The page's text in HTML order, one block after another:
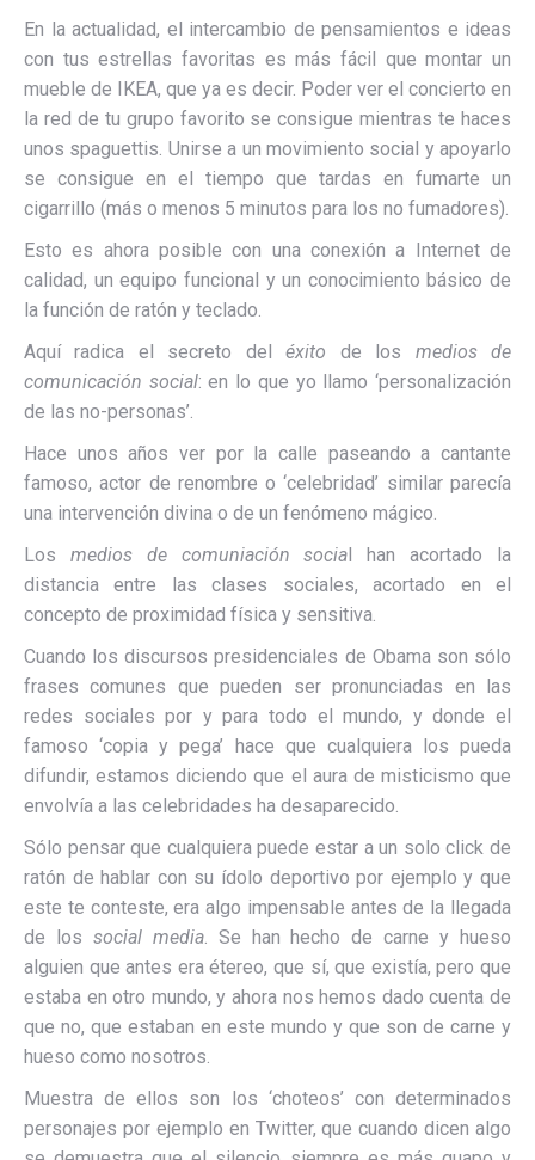
En la actualidad, el intercambio de pensamientos e ideas
con tus estrellas favoritas es más fácil que montar un
mueble de IKEA, que ya es decir. Poder ver el concierto en
la red de tu grupo favorito se consigue mientras te haces
unos spaguettis. Unirse a un movimiento social y apoyarlo
se consigue en el tiempo que tardas en fumarte un
cigarrillo (más o menos 5 minutos para los no fumadores).
Esto es ahora posible con una conexión a Internet de
calidad, un equipo funcional y un conocimiento básico de
la función de ratón y teclado.
Aquí radica el secreto deléxito de los medios de
comunicación social: en lo que yo llamo ‘personalización
de las no-personas’.
Hace unos años ver por la calle paseando a cantante
famoso, actor de renombre o ‘celebridad’ similar parecía
una intervención divina o de un fenómeno mágico.
Los medios de comuniación social han acortado la
distancia entre las clases sociales, acortado en el
concepto de proximidad física y sensitiva.
Cuando los discursos presidenciales de Obama son sólo
frases comunes que pueden ser pronunciadas en las
redes sociales por y para todo el mundo, y donde el
famoso ‘copia y pega’ hace que cualquiera los pueda
difundir, estamos diciendo que el aura de misticismo que
envolvía a las celebridades ha desaparecido.
Sólo pensar que cualquiera puede estar a un solo click de
ratón de hablar con su ídolo deportivo por ejemplo y que
este te conteste, era algo impensable antes de la llegada
de los social media. Se han hecho de carne y hueso
alguien que antes era étereo, que sí, que existía, pero que
estaba en otro mundo, y ahora nos hemos dado cuenta de
que no, que estaban en este mundo y que son de carne y
hueso como nosotros.
Muestra de ellos son los ‘choteos’ con determinados
personajes por ejemplo en Twitter, que cuando dicen algo